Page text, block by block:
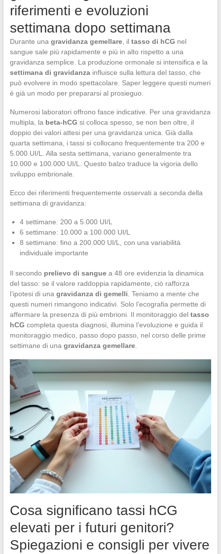
riferimenti e evoluzioni
settimana dopo settimana
Durante una gravidanza gemellare, il tasso di hCG nel
sangue sale più rapidamente e più in alto rispetto a una
gravidanza semplice. La produzione ormonale si intensifica e la
settimana di gravidanzainfluisce sulla lettura del tasso, che
può evolvere in modo spettacolare. Saper leggere questi numeri
è già un modo per prepararsi al prosieguo.
Numerosi laboratori offrono fasce indicative. Per una gravidanza
multipla, la beta-hCG si colloca spesso, se non ben oltre, il
doppio dei valori attesi per una gravidanza unica. Già dalla
quarta settimana, i tassi si collocano frequentemente tra 200 e
5.000 UI/L. Alla sesta settimana, variano generalmente tra
10.000 e 100.000 UI/L. Questo balzo traduce la vigoria dello
sviluppo embrionale.
Ecco dei riferimenti frequentemente osservati a seconda della
settimana di gravidanza:
4 settimane: 200 a 5.000 UI/L
6 settimane: 10.000 a 100.000 UI/L
8 settimane: fino a 200.000 UI/L, con una variabilità
individuale importante
Il secondo prelievo di sanguea 48 ore evidenzia la dinamica
del tasso: se il valore raddoppia rapidamente, ciò rafforza
l’ipotesi di una gravidanza di gemelli . Teniamo a mente che
questi numeri rimangono indicativi. Solo l’ecografia permette di
affermare la presenza di più embrioni. Il monitoraggio del tasso
hCG completa questa diagnosi, illumina l’evoluzione e guida il
monitoraggio medico, passo dopo passo, nel corso delle prime
settimane di una gravidanza gemellare.
Cosa significano tassi hCG
elevati per i futuri genitori?
Spiegazioni e consigli per vivere